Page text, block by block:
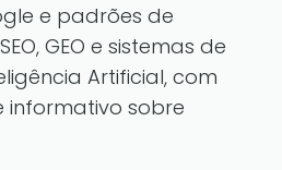
e padrões de
GEO e sistemas de
Artificial, com
informativo sobre